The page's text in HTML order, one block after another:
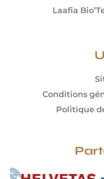
Laafia
Conditions
Politique